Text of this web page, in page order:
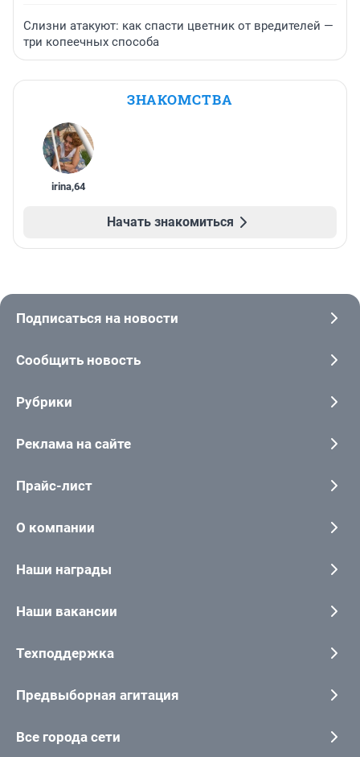
Слизни атакуют: как спасти цветник от вредителей —
три копеечных способа
ЗНАКОМСТВА
irina,64
Начать знакомиться
Подписаться на новости
Сообщить новость
Рубрики
Реклама на сайте
Прайс-лист
О компании
Наши награды
Наши вакансии
Техподдержка
Предвыборная агитация
Все города сети